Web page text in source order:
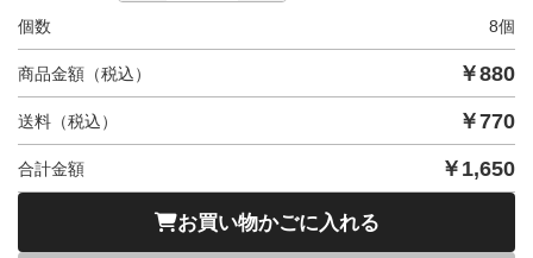
個数 8個
商品金額（税込） ￥880
送料（税込） ￥770
合計金額 ￥ 1,650
お買い物かごに入れる